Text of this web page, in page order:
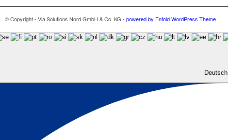
© Copyright - Via Solutions Nord GmbH & Co. KG - powered by Enfold WordPress Theme
Deutsch